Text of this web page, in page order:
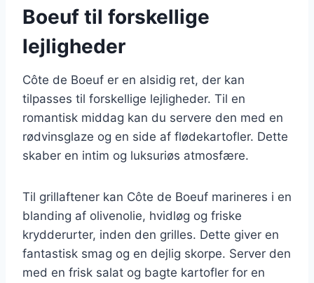
Boeuf til forskellige
lejligheder
Côte de Boeuf er en alsidig ret, der kan
tilpasses til forskellige lejligheder. Til en
romantisk middag kan du servere den med en
rødvinsglaze og en side af flødekartofler. Dette
skaber en intim og luksuriøs atmosfære.
Til grillaftener kan Côte de Boeuf marineres i en
blanding af olivenolie, hvidløg og friske
krydderurter, inden den grilles. Dette giver en
fantastisk smag og en dejlig skorpe. Server den
med en frisk salat og bagte kartofler for en